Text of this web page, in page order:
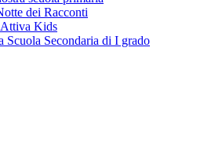
dei Racconti
Attiva Kids
Scuola Secondaria di I grado